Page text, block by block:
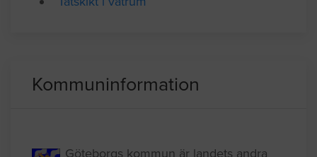
Badrumsrenovering
Kommuninformation